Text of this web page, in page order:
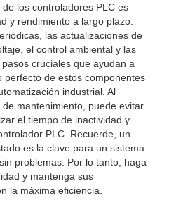
los controladores PLC es
y rendimiento a largo plazo.
las actualizaciones de
el control ambiental y las
cruciales que ayudan a
perfecto de estos componentes
industrial. Al
mantenimiento, puede evitar
el tiempo de inactividad y
PLC. Recuerde, un
es la clave para un sistema
problemas. Por lo tanto, haga
y mantenga sus
la máxima eficiencia.